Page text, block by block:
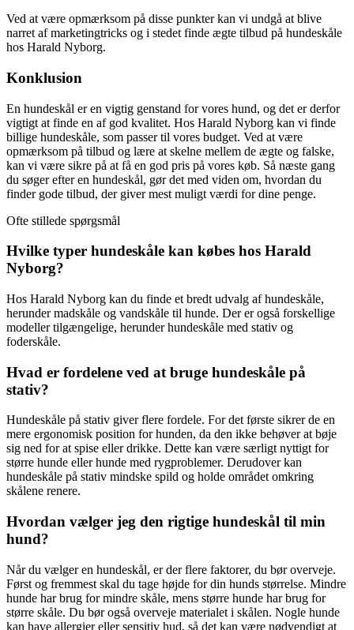
Ved at være opmærksom på disse punkter kan vi undgå at blive
narret af marketingtricks og i stedet finde ægte tilbud på hundeskåle
hos Harald Nyborg.
Konklusion
En hundeskål er en vigtig genstand for vores hund, og det er derfor
vigtigt at finde en af god kvalitet. Hos Harald Nyborg kan vi finde
billige hundeskåle, som passer til vores budget. Ved at være
opmærksom på tilbud og lære at skelne mellem de ægte og falske,
kan vi være sikre på at få en god pris på vores køb. Så næste gang
du søger efter en hundeskål, gør det med viden om, hvordan du
finder gode tilbud, der giver mest muligt værdi for dine penge.
Ofte stillede spørgsmål
Hvilke typer hundeskåle kan købes hos Harald
Nyborg?
Hos Harald Nyborg kan du finde et bredt udvalg af hundeskåle,
herunder madskåle og vandskåle til hunde. Der er også forskellige
modeller tilgængelige, herunder hundeskåle med stativ og
foderskåle.
Hvad er fordelene ved at bruge hundeskåle på
stativ?
Hundeskåle på stativ giver flere fordele. For det første sikrer de en
mere ergonomisk position for hunden, da den ikke behøver at bøje
sig ned for at spise eller drikke. Dette kan være særligt nyttigt for
større hunde eller hunde med rygproblemer. Derudover kan
hundeskåle på stativ mindske spild og holde området omkring
skålene renere.
Hvordan vælger jeg den rigtige hundeskål til min
hund?
Når du vælger en hundeskål, er der flere faktorer, du bør overveje.
Først og fremmest skal du tage højde for din hunds størrelse. Mindre
hunde har brug for mindre skåle, mens større hunde har brug for
større skåle. Du bør også overveje materialet i skålen. Nogle hunde
kan have allergier eller sensitiv hud, så det kan være nødvendigt at